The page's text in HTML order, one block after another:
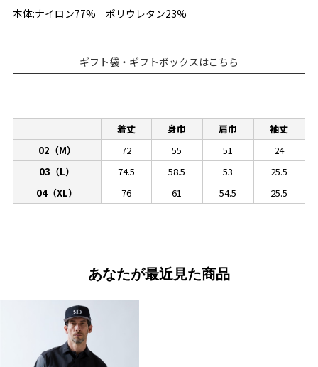
本体:ナイロン77% ポリウレタン23%
ギフト袋・ギフトボックスはこちら
着丈 身巾 肩巾
袖丈
02（M）
72 55 51
24
03（L）
74.5 58.5 53
25.5
04（XL）
76 61 54.5 25.5
あなたが最近見た商品